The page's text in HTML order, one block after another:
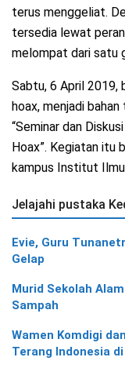
terus menggeliat.
tersedia lewat
melompat dari satu
Sabtu, 6 April 2019,
hoax, menjadi
“Seminar dan
Hoax”. Kegiatan itu
kampus Institut
Jelajahi pustaka
Evie, Guru
Gelap
Murid Sekolah
Sampah
Wamen Komdigi
Terang Indonesia